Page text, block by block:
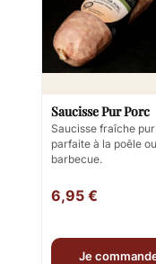
Saucisse Pur Porc
Saucisse fraîche
parfaite à la poêle
barbecue.
6,95 €
Je